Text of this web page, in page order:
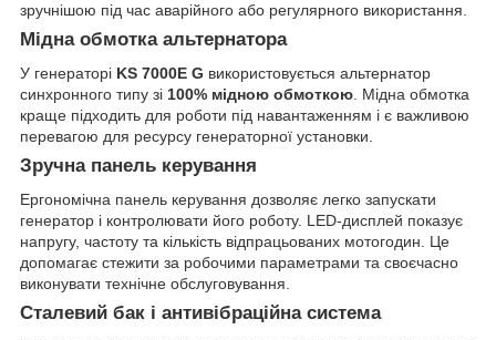
зручнішою під час аварійного або регулярного використання.
Мідна обмотка альтернатора
У генераторі KS 7000E G використовується альтернатор
синхронного типу зі 100% мідною обмоткою . Мідна обмотка
краще підходить для роботи під навантаженням і є важливою
перевагою для ресурсу генераторної установки.
Зручна панель керування
Ергономічна панель керування дозволяє легко запускати
генератор і контролювати його роботу. LED-дисплей показує
напругу, частоту та кількість відпрацьованих мотогодин. Це
допомагає стежити за робочими параметрами та своєчасно
виконувати технічне обслуговування.
Сталевий бак і антивібраційна система